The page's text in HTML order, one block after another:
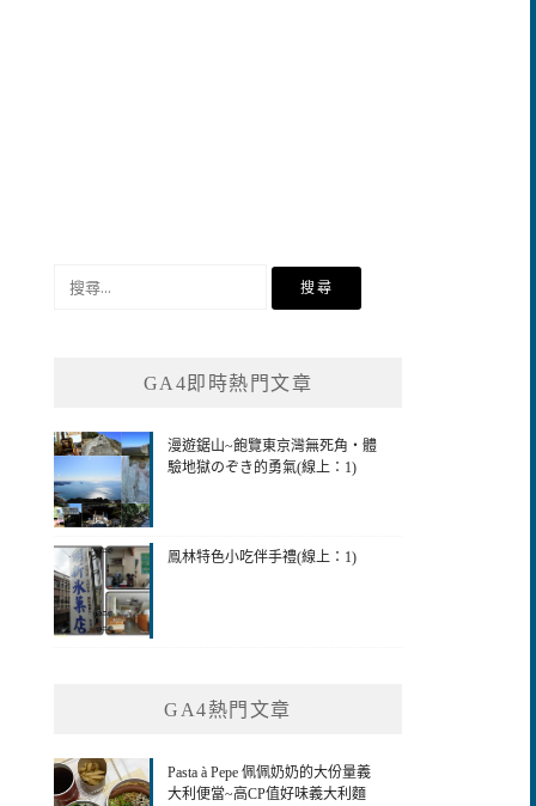
GA4即時熱門文章
漫遊鋸山~飽覽東京灣無死角‧體
驗地獄のぞき的勇氣(線上：1)
鳯林特色小吃伴手禮(線上：1)
GA4熱門文章
Pasta à Pepe 佩佩奶奶的大份量義
大利便當~高CP值好味義大利麵